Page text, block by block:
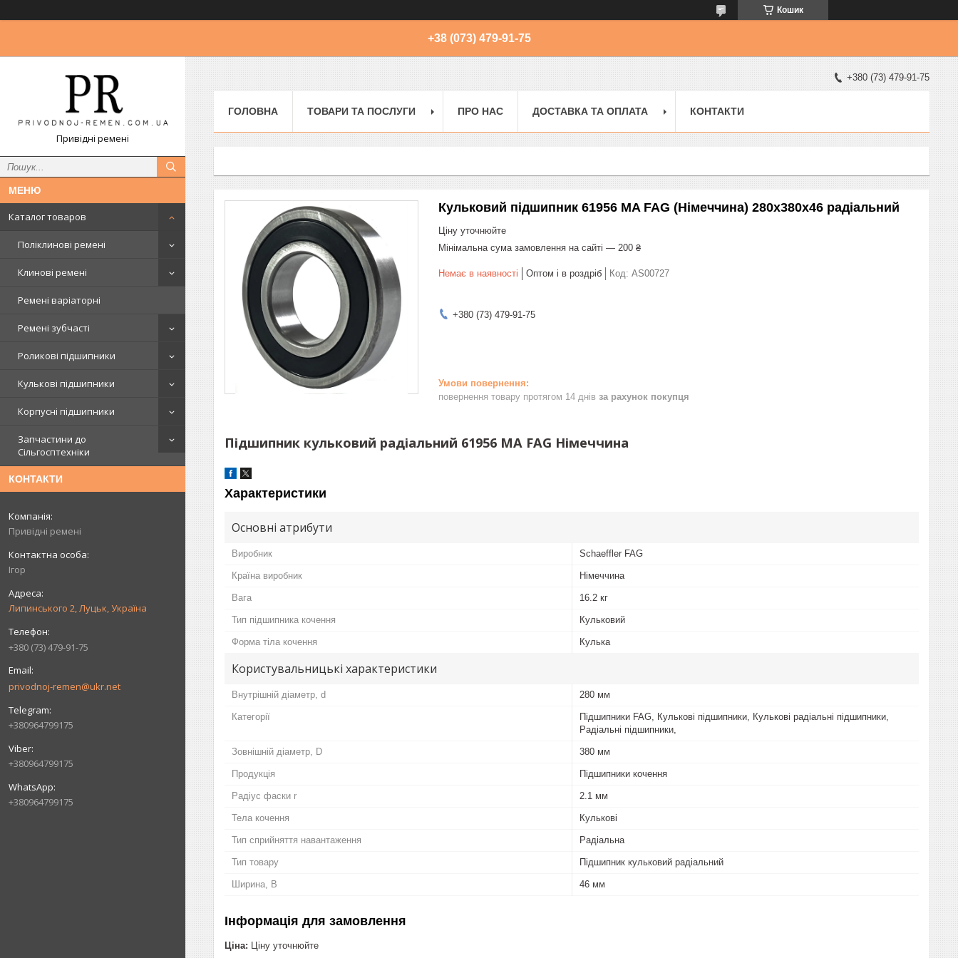
Кошик
+38 (073) 479-91-75
Привідні ремені
Каталог товаров
Поліклинові ремені
Клинові ремені
Ремені варіаторні
Ремені зубчасті
Роликові підшипники
Кулькові підшипники
Корпусні підшипники
Запчастини до
Сільгосптехніки
КОНТАКТИ
Привідні ремені
Ігор
Липинського 2, Луцьк, Україна
+380 (73) 479-91-75
privodnoj-remen@ukr.net
+380964799175
+380964799175
+380964799175
+380 (73) 479-91-75
ГОЛОВНА ТОВАРИ ТА ПОСЛУГИ ПРО НАС ДОСТАВКА ТА ОПЛАТА КОНТАКТИ
Кульковий підшипник 61956 MA FAG (Німеччина) 280x380x46 радіальний
Ціну уточнюйте
Мінімальна сума замовлення на сайті — 200 ₴
Немає в наявності Оптом і в роздріб Код: AS00727
+380 (73) 479-91-75
повернення товару протягом 14 днів за рахунок покупця
Підшипник кульковий радіальний 61956 MA FAG Німеччина
Характеристики
Основні атрибути
Виробник Schaeffler FAG
Країна виробник Німеччина
Вага 16.2 кг
Тип підшипника кочення Кульковий
Форма тіла кочення Кулька
Користувальницькі характеристики
Внутрішній діаметр, d 280 мм
Категорії
Підшипники FAG, Кулькові підшипники, Кулькові радіальні підшипники,
Радіальні підшипники,
Зовнішній діаметр, D 380 мм
Продукція Підшипники кочення
Радіус фаски r 2.1 мм
Тела кочення Кулькові
Тип сприйняття навантаження Радіальна
Тип товару Підшипник кульковий радіальний
Ширина, B 46 мм
Інформація для замовлення
Ціна: Ціну уточнюйте